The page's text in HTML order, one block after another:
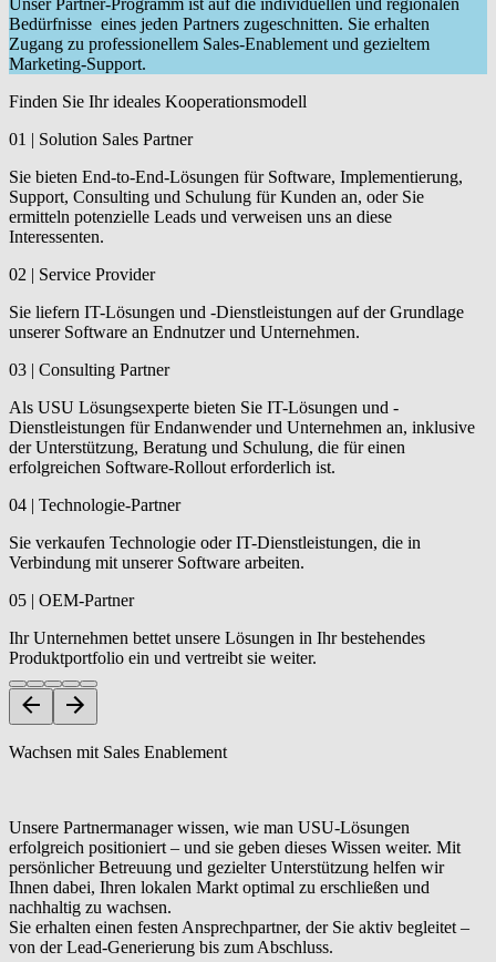
Unser Partner-Programm ist auf die individuellen und regionalen
Bedürfnisse eines jeden Partners zugeschnitten. Sie erhalten
Zugang zu professionellem Sales-Enablement und gezieltem
Marketing-Support.
Finden Sie Ihr ideales Kooperationsmodell
01 | Solution Sales Partner
Sie bieten End-to-End-Lösungen für Software, Implementierung,
Support, Consulting und Schulung für Kunden an, oder Sie
ermitteln potenzielle Leads und verweisen uns an diese
Interessenten.
02 | Service Provider
Sie liefern IT-Lösungen und -Dienstleistungen auf der Grundlage
unserer Software an Endnutzer und Unternehmen.
03 | Consulting Partner
Als USU Lösungsexperte bieten Sie IT-Lösungen und -
Dienstleistungen für Endanwender und Unternehmen an, inklusive
der Unterstützung, Beratung und Schulung, die für einen
erfolgreichen Software-Rollout erforderlich ist.
04 | Technologie-Partner
Sie verkaufen Technologie oder IT-Dienstleistungen, die ­in
Verbindung mit unserer Software arbeiten.
05 | OEM-Partner
Ihr Unternehmen bettet unsere Lösungen in Ihr bestehendes
Produktportfolio ein und vertreibt sie weiter.
Wachsen mit Sales Enablement
Unsere Partnermanager wissen, wie man USU-Lösungen
erfolgreich positioniert – und sie geben dieses Wissen weiter. Mit
persönlicher Betreuung und gezielter Unterstützung helfen wir
Ihnen dabei, Ihren lokalen Markt optimal zu erschließen und
nachhaltig zu wachsen.
Sie erhalten einen festen Ansprechpartner, der Sie aktiv begleitet –
von der Lead-Generierung bis zum Abschluss.